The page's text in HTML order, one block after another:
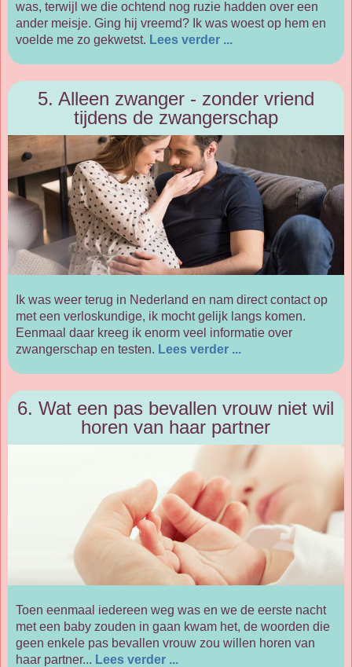
was, terwijl we die ochtend nog ruzie hadden over een
ander meisje. Ging hij vreemd? Ik was woest op hem en
voelde me zo gekwetst. Lees verder ...
5. Alleen zwanger - zonder vriend
tijdens de zwangerschap
Ik was weer terug in Nederland en nam direct contact op
met een verloskundige, ik mocht gelijk langs komen.
Eenmaal daar kreeg ik enorm veel informatie over
zwangerschap en testen. Lees verder ...
6. Wat een pas bevallen vrouw niet wil
horen van haar partner
Toen eenmaal iedereen weg was en we de eerste nacht
met een baby zouden in gaan kwam het, de woorden die
geen enkele pas bevallen vrouw zou willen horen van
haar partner... Lees verder ...